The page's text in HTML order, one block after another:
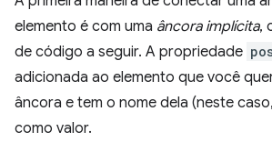
elemento é com uma âncora implícita,
de código a seguir. A propriedade
adicionada ao elemento que você
âncora e tem o nome dela (neste caso,
como valor.